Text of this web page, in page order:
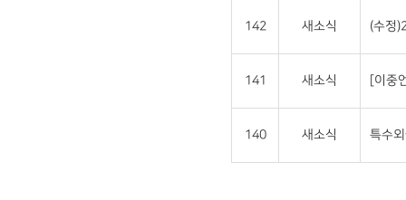
142 새소식 (수정
141 새소식 [이중
140 새소식 특수